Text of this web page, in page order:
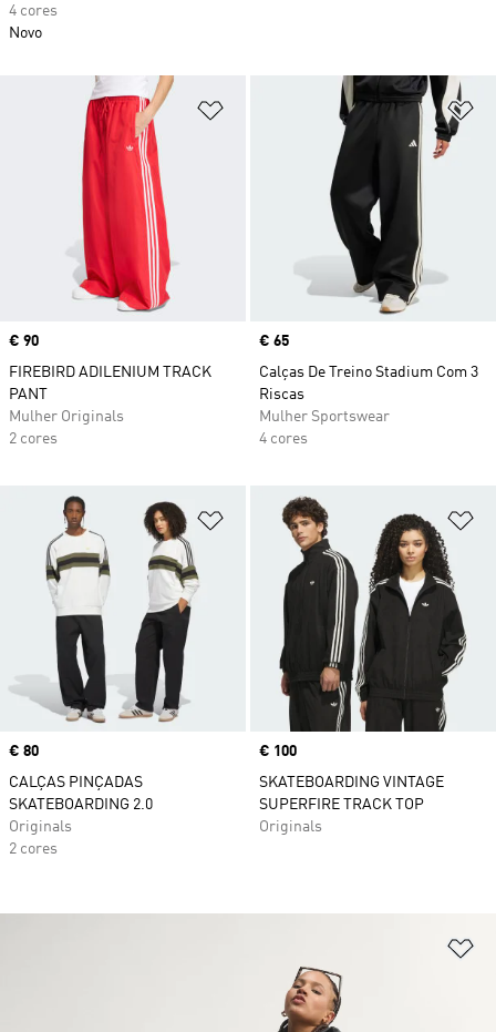
Adicionar à Lista de Desejos
Price
€ 90
FIREBIRD ADILENIUM TRACK
PANT
Mulher Originals
2 cores
Price
€ 65
Calças De Treino Stadium Com 3
Riscas
Mulher Sportswear
4 cores
Adicionar à Lista de Desejos
Price
€ 80
CALÇAS PINÇADAS
SKATEBOARDING 2.0
Originals
2 cores
Price
€ 100
SKATEBOARDING VINTAGE
SUPERFIRE TRACK TOP
Originals
4 cores
Novo